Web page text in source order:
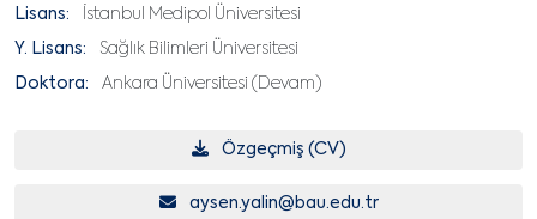
Lisans: İstanbul Medipol Üniversitesi
Y. Lisans: Sağlık Bilimleri Üniversitesi
Doktora: Ankara Üniversitesi (Devam)
Özgeçmiş (CV)
aysen.yalin@bau.edu.tr